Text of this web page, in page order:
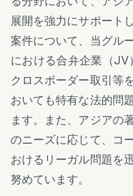
展開を強力にサポート
案件について、当グル
における合弁企業（JV
クロスボーダー取引等
おいても特有な法的問
ます。また、アジアの
のニーズに応じて、コ
おけるリーガル問題を
努めています。